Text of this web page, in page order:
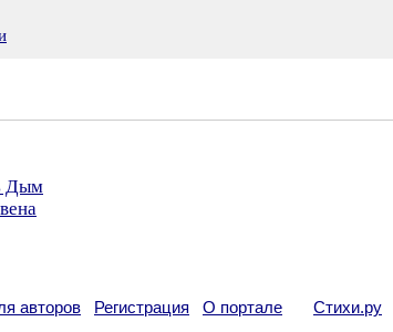
Дым
авторов Регистрация О портале Стихи.ру